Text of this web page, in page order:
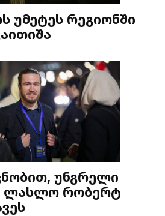
უმეტეს რეგიონში
უნგრელი
ლასლო რობერტ